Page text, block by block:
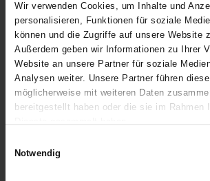
Wir verwenden Cookies, um Inhalte und
personalisieren, Funktionen für soziale
können und die Zugriffe auf unsere Website
Außerdem geben wir Informationen zu Ihrer
Website an unsere Partner für soziale
Analysen weiter. Unsere Partner führen
möglicherweise mit weiteren Daten
bereitgestellt haben oder die sie im Rahmen
Notwendig
Marktwert und Zielwert